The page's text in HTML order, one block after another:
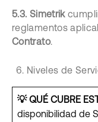
5.3. Simetrik
reglamentos
Contrato.
Niveles de
💡QUÉ CUBRE
disponibilidad de